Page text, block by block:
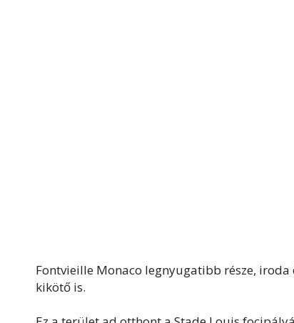
Fontvieille Monaco legnyugatibb része,
kikötő is.